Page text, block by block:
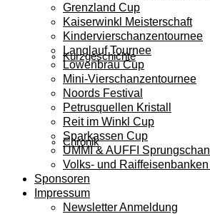
Kurzgeschichte
Chronik
Grenzland Cup
Kaiserwinkl Meisterschaft
Kindervierschanzentournee
Langlauf Tournee
Löwenbräu Cup
Mini-Vierschanzentournee
Noords Festival
Petrusquellen Kristall
Reit im Winkl Cup
Sparkassen Cup
UMMI & AUFFI
Volks- und
Sponsoren
Impressum
Newsletter Anmeldung